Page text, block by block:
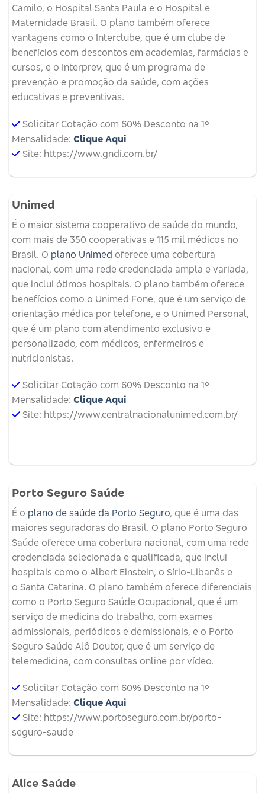
Camilo, o Hospital Santa Paula e o Hospital e
Maternidade Brasil. O plano também oferece
vantagens como o Interclube, que é um clube de
benefícios com descontos em academias, farmácias e
cursos, e o Interprev, que é um programa de
prevenção e promoção da saúde, com ações
educativas e preventivas.
Solicitar Cotação com 60% Desconto na 1º
Mensalidade: Clique Aqui
Site: https://www.gndi.com.br/
Unimed
É o maior sistema cooperativo de saúde do mundo,
com mais de 350 cooperativas e 115 mil médicos no
Brasil. O plano Unimed oferece uma cobertura
nacional, com uma rede credenciada ampla e variada,
que inclui ótimos hospitais. O plano também oferece
benefícios como o Unimed Fone, que é um serviço de
orientação médica por telefone, e o Unimed Personal,
que é um plano com atendimento exclusivo e
personalizado, com médicos, enfermeiros e
nutricionistas.
Solicitar Cotação com 60% Desconto na 1º
Mensalidade: Clique Aqui
Site: https://www.centralnacionalunimed.com.br/
Porto Seguro Saúde
É o plano de saúde da Porto Seguro, que é uma das
maiores seguradoras do Brasil. O plano Porto Seguro
Saúde oferece uma cobertura nacional, com uma rede
credenciada selecionada e qualificada, que inclui
hospitais como o Albert Einstein, o Sírio-Libanês e
o Santa Catarina. O plano também oferece diferenciais
como o Porto Seguro Saúde Ocupacional, que é um
serviço de medicina do trabalho, com exames
admissionais, periódicos e demissionais, e o Porto
Seguro Saúde Alô Doutor, que é um serviço de
telemedicina, com consultas online por vídeo.
Solicitar Cotação com 60% Desconto na 1º
Mensalidade: Clique Aqui
Site: https://www.portoseguro.com.br/porto-
seguro-saude
Alice Saúde